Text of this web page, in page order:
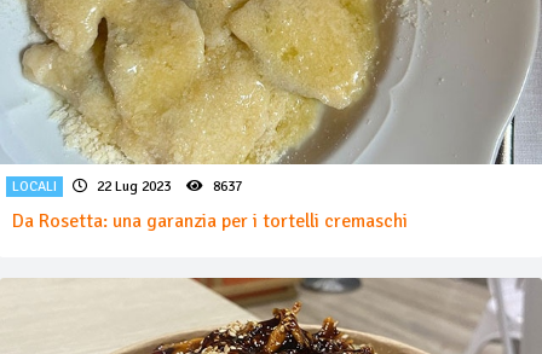
LOCALI 22 Lug 2023 8637
Da Rosetta: una garanzia per i tortelli cremaschi